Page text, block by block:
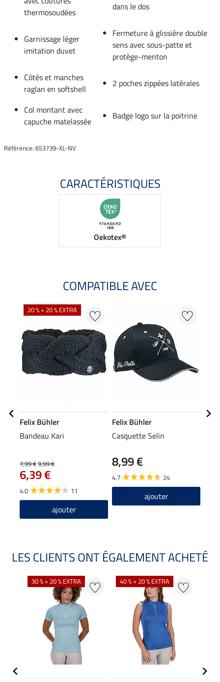
thermosoudées
dans le dos
Garnissage léger
imitation duvet
Fermeture à glissière double
sens avec sous-patte et
protège-menton
Côtés et manches
raglan en softshell
2 poches zippées latérales
Col montant avec
capuche matelassée
Badge logo sur la poitrine
Référence: 653739-XL-NV
CARACTÉRISTIQUES
Oekotex®
COMPATIBLE AVEC
20 % + 20 % EXTRA
Felix Bühler
Bandeau Kari
7,99 €9,99 €
6,39 €
4.0 11
ajouter
Felix Bühler
Casquette Selin
8,99 €
4.7 24
ajouter
LES CLIENTS ONT ÉGALEMENT ACHETÉ
30 % + 20 % EXTRA 40 % + 20 % EXTRA